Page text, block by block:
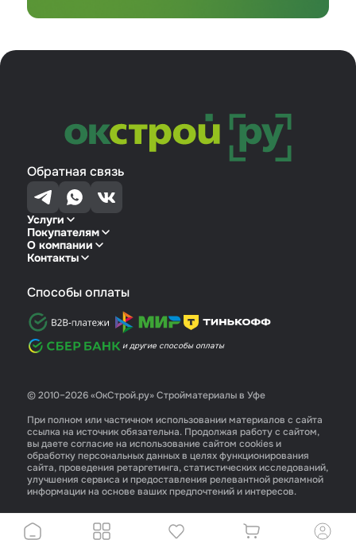
Обратная связь
Услуги
Покупателям
О компании
Контакты
© 2010–2026 «ОкСтрой.ру» Стройматериалы в Уфе
При полном или частичном использовании материалов с сайта
ссылка на источник обязательна. Продолжая работу с сайтом,
вы даете согласие на использование сайтом cookies и
обработку персональных данных в целях функционирования
сайта, проведения ретаргетинга, статистических исследований,
улучшения сервиса и предоставления релевантной рекламной
информации на основе ваших предпочтений и интересов.
Способы оплаты
и другие способы оплаты